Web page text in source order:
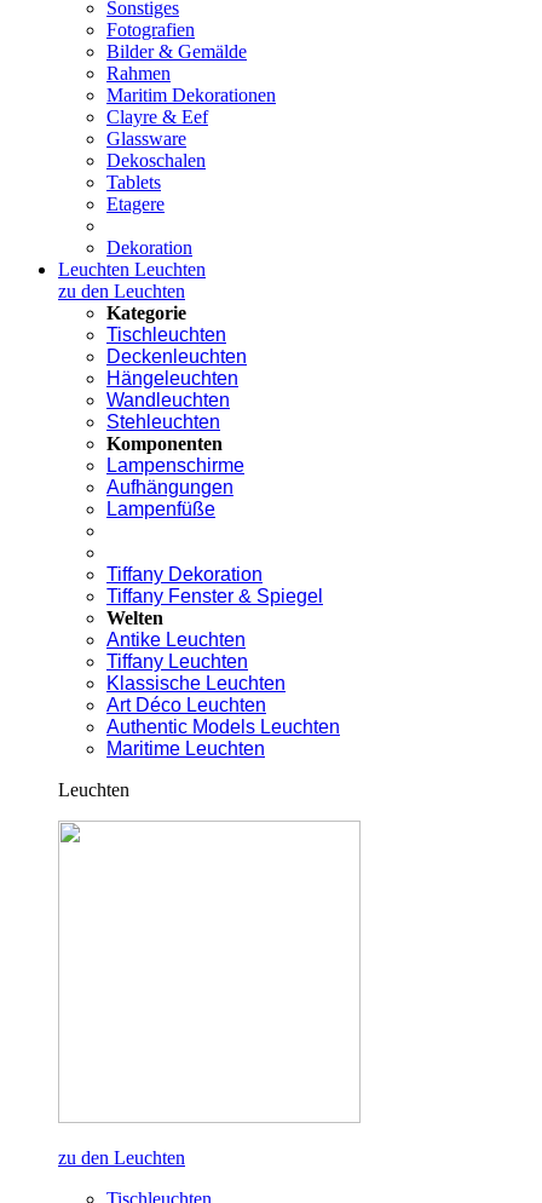
Sonstiges
Fotografien
Bilder & Gemälde
Rahmen
Maritim Dekorationen
Clayre & Eef
Glassware
Dekoschalen
Tablets
Etagere
Dekoration
Leuchten Leuchten
zu den Leuchten
Kategorie
Tischleuchten
Deckenleuchten
Hängeleuchten
Wandleuchten
Stehleuchten
Komponenten
Lampenschirme
Aufhängungen
Lampenfüße
Tiffany Dekoration
Tiffany Fenster & Spiegel
Welten
Antike Leuchten
Tiffany Leuchten
Klassische Leuchten
Art Déco Leuchten
Authentic Models Leuchten
Maritime Leuchten
Leuchten
zu den Leuchten
Tischleuchten